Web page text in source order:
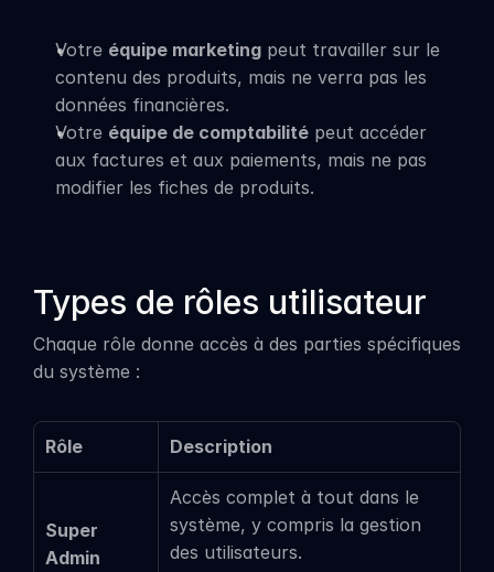
Votre équipe marketing peut travailler sur le
contenu des produits, mais ne verra pas les
données financières.
Votre équipe de comptabilité peut accéder
aux factures et aux paiements, mais ne pas
modifier les fiches de produits.
Types de rôles utilisateur
Chaque rôle donne accès à des parties spécifiques
du système :
Rôle Description
Super
Admin
Accès complet à tout dans le
système, y compris la gestion
des utilisateurs.